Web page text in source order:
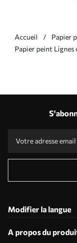
Accueil Papier
Papier peint
Modifier la langue
A propos du